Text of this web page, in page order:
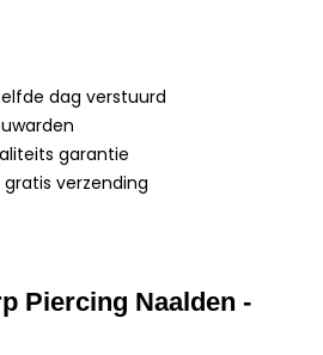
dag verstuurd
garantie
verzending
Piercing Naalden -